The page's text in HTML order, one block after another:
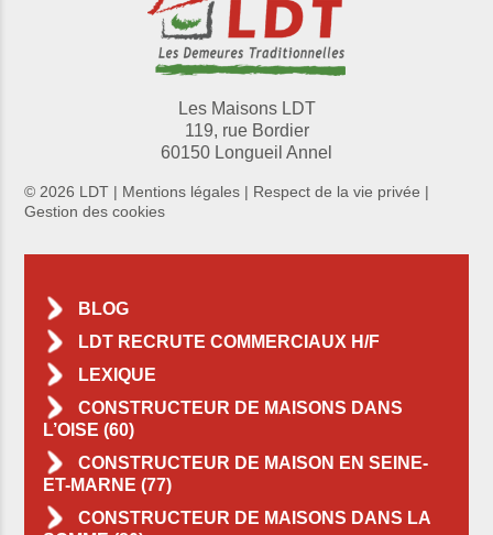
Les Maisons LDT
119, rue Bordier
60150 Longueil Annel
© 2026 LDT | Mentions légales | Respect de la vie privée |
Gestion des cookies
BLOG
LDT RECRUTE COMMERCIAUX H/F
LEXIQUE
CONSTRUCTEUR DE MAISONS DANS
L’OISE (60)
CONSTRUCTEUR DE MAISON EN SEINE-
ET-MARNE (77)
CONSTRUCTEUR DE MAISONS DANS LA